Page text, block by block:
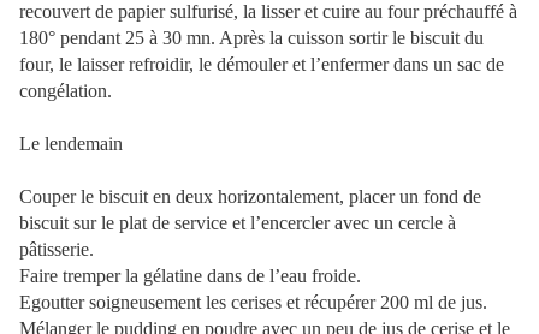
recouvert de papier sulfurisé, la lisser et cuire au four préchauffé à
180° pendant 25 à 30 mn. Après la cuisson sortir le biscuit du
four, le laisser refroidir, le démouler et l’enfermer dans un sac de
congélation.
Le lendemain
Couper le biscuit en deux horizontalement, placer un fond de
biscuit sur le plat de service et l’encercler avec un cercle à
pâtisserie.
Faire tremper la gélatine dans de l’eau froide.
Egoutter soigneusement les cerises et récupérer 200 ml de jus.
Mélanger le pudding en poudre avec un peu de jus de cerise et le